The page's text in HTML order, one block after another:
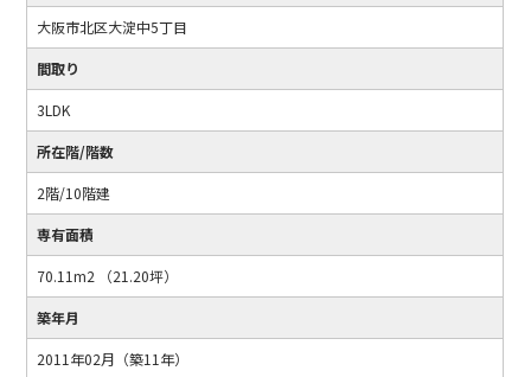
大阪市北区大淀中5丁目
間取り
3LDK
所在階/階数
2階/10階建
専有面積
70.11m2 （21.20坪）
築年月
2011年02月（築11年）